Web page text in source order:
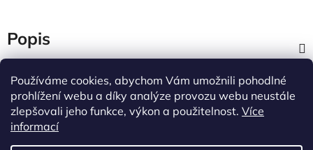
Používáme cookies, abychom Vám umožnili pohodlné
prohlížení webu a díky analýze provozu webu neustále
zlepšovali jeho funkce, výkon a použitelnost. Více
informací
Popis
Diskuze